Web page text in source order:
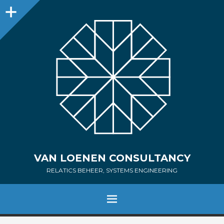
Sidebar
VAN LOENEN CONSULTANCY
RELATICS BEHEER, SYSTEMS ENGINEERING
MENU